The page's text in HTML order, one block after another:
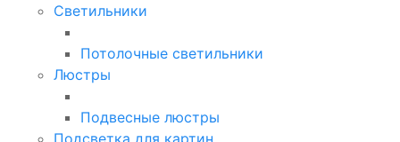
Светильники
Потолочные светильники
Люстры
Подвесные люстры
Подсветка для картин